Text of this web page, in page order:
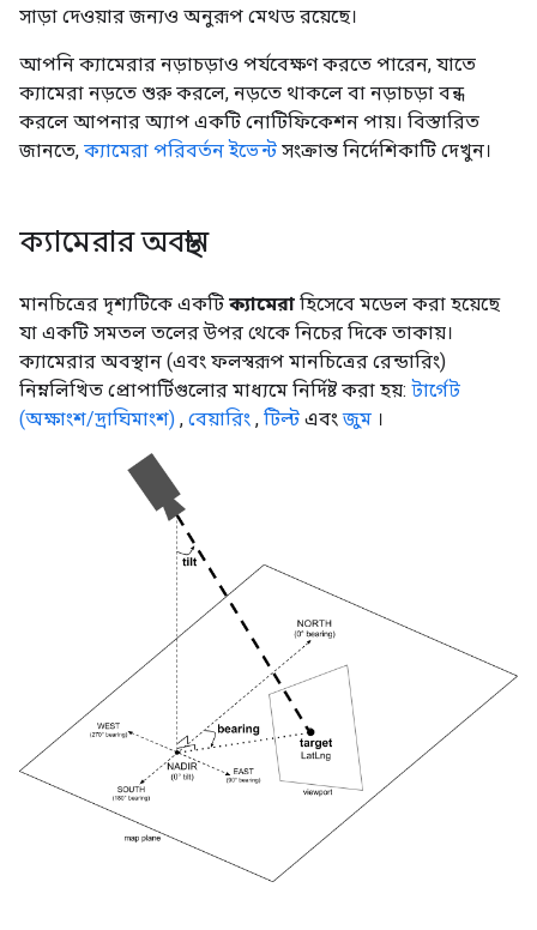
সাড়া দেওয়ার জন্যও অনুরূপ মেথড রয়েছে।
আপনি ক্যামেরার নড়াচড়াও পর্যবেক্ষণ করতে পারেন, যাতে
ক্যামেরা নড়তে শুরু করলে, নড়তে থাকলে বা নড়াচড়া বন্ধ
করলে আপনার অ্যাপ একটি নোটিফিকেশন পায়। বিস্তারিত
জানতে, ক্যামেরা পরিবর্তন ইভেন্ট সংক্রান্ত নির্দেশিকাটি দেখুন।
ক্যামেরার অবস্থান
মানচিত্রের দৃশ্যটিকে একটি ক্যামেরা হিসেবে মডেল করা হয়েছে
যা একটি সমতল তলের উপর থেকে নিচের দিকে তাকায়।
ক্যামেরার অবস্থান (এবং ফলস্বরূপ মানচিত্রের রেন্ডারিং)
নিম্নলিখিত প্রোপার্টিগুলোর মাধ্যমে নির্দিষ্ট করা হয়: টার্গেট
(অক্ষাংশ/দ্রাঘিমাংশ) , বেয়ারিং , টিল্ট এবংজুম ।